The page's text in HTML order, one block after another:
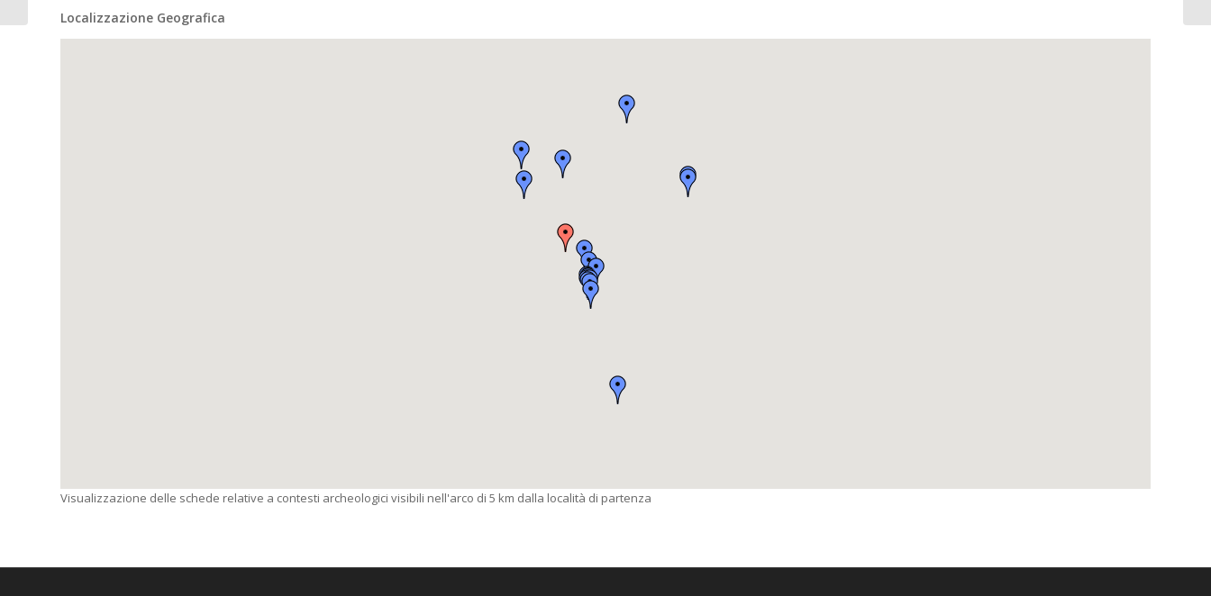
Localizzazione Geografica
Visualizzazione delle schede relative a contesti archeologici visibili nell'arco di 5 km dalla località di partenza